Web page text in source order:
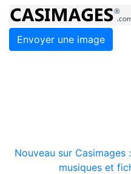
Envoyer une image
Nouveau sur
musiques et